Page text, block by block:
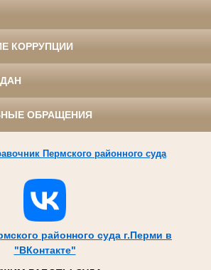
КОРРУПЦИИ
ОБРАЩЕНИЯ
Пермского районного суда
районного суда г.Перми в
"ВКонтакте"